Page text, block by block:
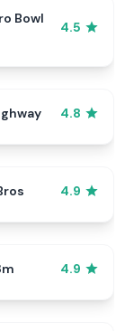
Bowl
4.5
4.8
4.9
4.9